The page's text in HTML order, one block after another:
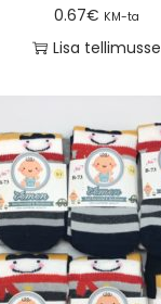
0.67€ KM-ta
Lisa tellimusse